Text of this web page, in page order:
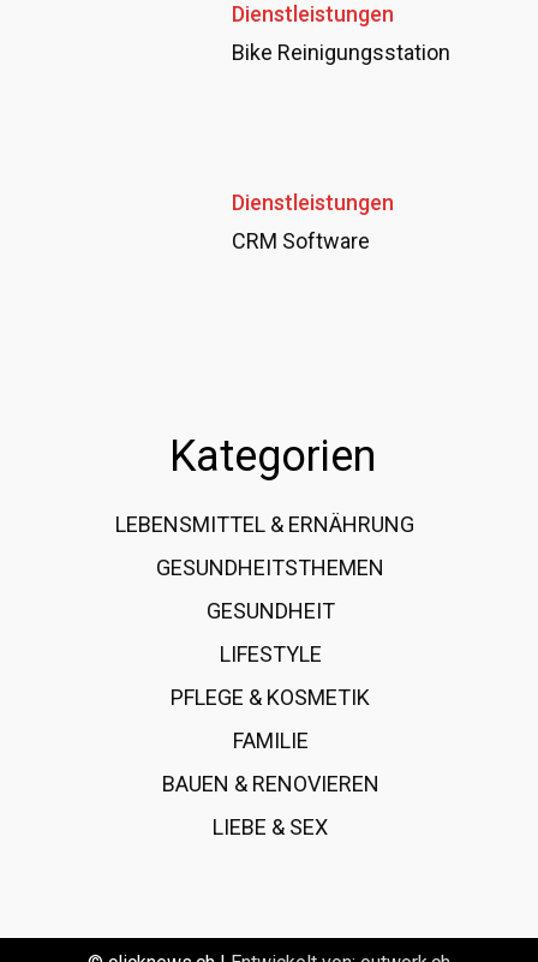
Dienstleistungen
Bike Reinigungsstation
Dienstleistungen
CRM Software
Kategorien
LEBENSMITTEL & ERNÄHRUNG
GESUNDHEITSTHEMEN
GESUNDHEIT
LIFESTYLE
PFLEGE & KOSMETIK
FAMILIE
BAUEN & RENOVIEREN
LIEBE & SEX